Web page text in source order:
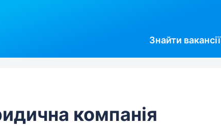
Знайти вакансії
компанія